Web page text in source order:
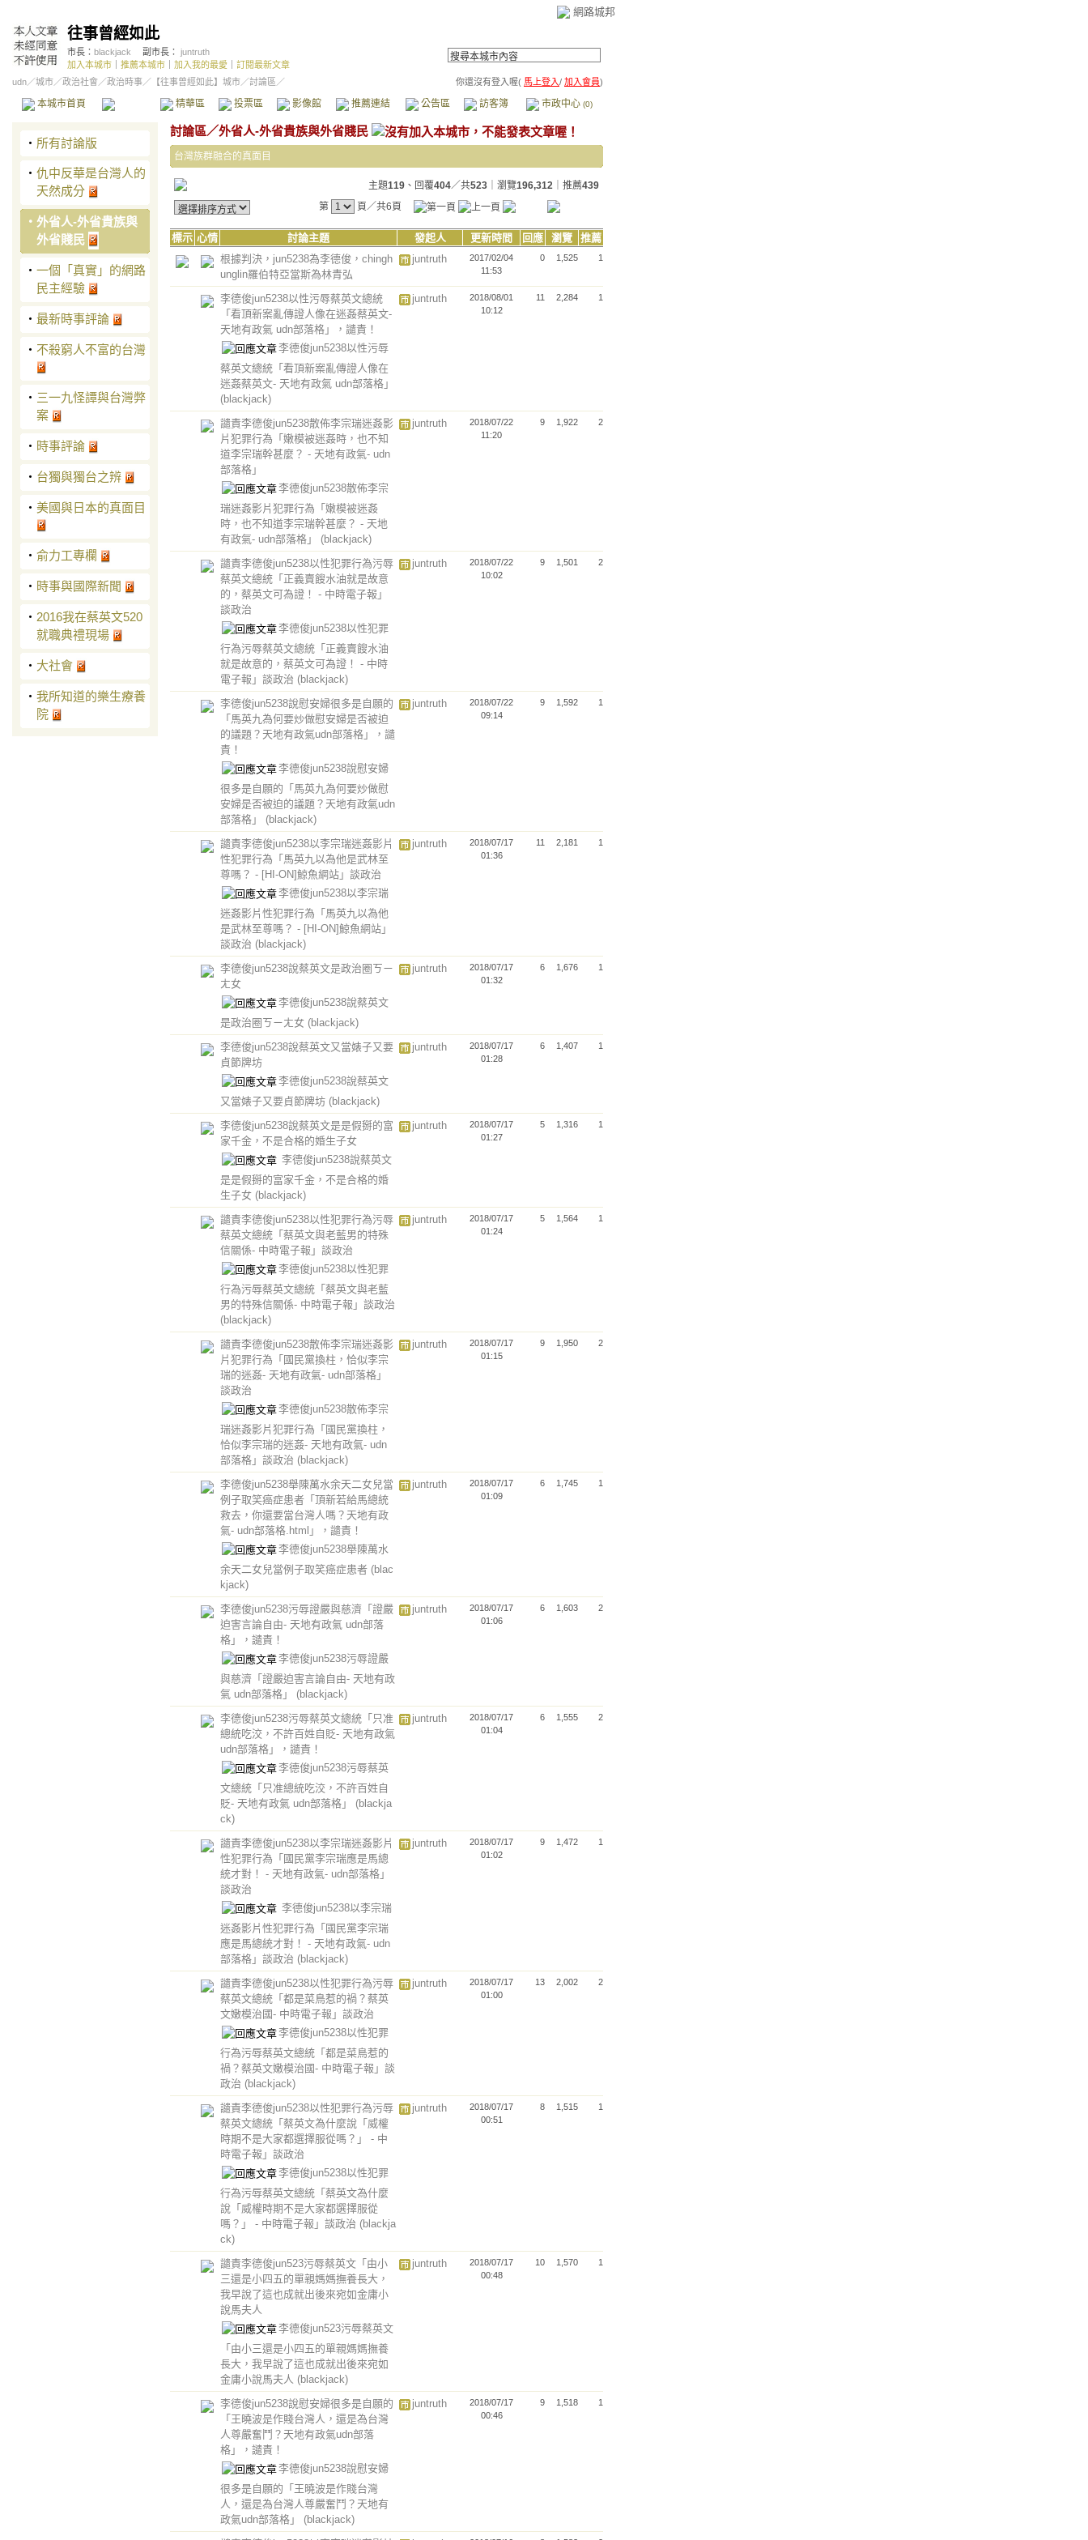
網路城邦
往事曾經如此
市長： blackjack 副市長： juntruth
加入本城市
推薦本城市 加入我的最愛
訂閱最新文章
udn／城市／政治社會 ／政治時事／ 【往事曾經如此】城市／討論區／ 你還沒有登入喔( 馬上登入/ 加入會員)
本城市首頁 精華區 投票區 影像館 推薦連結 公告區 訪客簿 市政中心 (0)
‧ 所有討論版
‧ 仇中反華是台灣人的
天然成分
‧ 外省人-外省貴族與
外省賤民
‧ 一個「真實」的網路
民主經驗
‧ 最新時事評論
‧ 不殺窮人不富的台灣
‧ 三一九怪譚與台灣弊
案
‧ 時事評論
‧ 台獨與獨台之辨
‧ 美國與日本的真面目
‧ 俞力工專欄
‧ 時事與國際新聞
‧ 2016​我在蔡英文520
就職典禮現場
‧ 大社會
‧ 我所知道的樂生療養
院
討論區／外省人-外省貴族與外省賤民
台灣族群融合的真面目
主題119 、回覆404／共523 ｜瀏覽196,312 ｜推薦439
第
頁／共6頁
標示 心情 討論主題 發起人 更新時間 回應 瀏覽
推薦
根據判決，jun5238為李德俊，chingh
unglin羅伯特亞當斯為林青弘
juntruth
2017/02/04
11:53
0 1,525 1
李德俊jun5238以性污辱蔡英文總統
「看頂新案亂傳證人像在迷姦蔡英文-
天地有政氣 udn部落格」，譴責！
李德俊jun5238以性污辱
蔡英文總統「看頂新案亂傳證人像在
迷姦蔡英文- 天地有政氣 udn部落格」
(blackjack)
juntruth
2018/08/01
10:12
11 2,284 1
譴責李德俊jun5238散佈李宗瑞迷姦影
片犯罪行為「嫩模被迷姦時，也不知
道李宗瑞幹甚麼？ - 天地有政氣- udn
部落格」
李德俊jun5238散佈李宗
瑞迷姦影片犯罪行為「嫩模被迷姦
時，也不知道李宗瑞幹甚麼？ - 天地
有政氣- udn部落格」 (blackjack)
juntruth
2018/07/22
11:20
9 1,922 2
譴責李德俊jun5238以性犯罪行為污辱
蔡英文總統「正義賣餿水油就是故意
的，蔡英文可為證！ - 中時電子報」
談政治
李德俊jun5238以性犯罪
行為污辱蔡英文總統「正義賣餿水油
就是故意的，蔡英文可為證！ - 中時
電子報」談政治 (blackjack)
juntruth
2018/07/22
10:02
9 1,501 2
李德俊jun5238說慰安婦很多是自願的
「馬英九為何要炒做慰安婦是否被迫
的議題？天地有政氣udn部落格」，譴
責！
李德俊jun5238說慰安婦
很多是自願的「馬英九為何要炒做慰
安婦是否被迫的議題？天地有政氣udn
部落格」 (blackjack)
juntruth
2018/07/22
09:14
9 1,592 1
譴責李德俊jun5238以李宗瑞迷姦影片
性犯罪行為「馬英九以為他是武林至
尊嗎？ - [HI-ON]鯨魚網站」談政治
李德俊jun5238以李宗瑞
迷姦影片性犯罪行為「馬英九以為他
是武林至尊嗎？ - [HI-ON]鯨魚網站」
談政治 (blackjack)
juntruth
2018/07/17
01:36
11 2,181 1
李德俊jun5238說蔡英文是政治圈ㄎㄧ
ㄤ女
李德俊jun5238說蔡英文
是政治圈ㄎㄧㄤ女 (blackjack)
juntruth
2018/07/17
01:32
6 1,676 1
李德俊jun5238說蔡英文又當婊子又要
貞節牌坊
李德俊jun5238說蔡英文
又當婊子又要貞節牌坊 (blackjack)
juntruth
2018/07/17
01:28
6 1,407 1
李德俊jun5238說蔡英文是是假掰的富
家千金，不是合格的婚生子女
李德俊jun5238說蔡英文
是是假掰的富家千金，不是合格的婚
生子女 (blackjack)
juntruth
2018/07/17
01:27
5 1,316 1
譴責李德俊jun5238以性犯罪行為污辱
蔡英文總統「蔡英文與老藍男的特殊
信關係- 中時電子報」談政治
李德俊jun5238以性犯罪
行為污辱蔡英文總統「蔡英文與老藍
男的特殊信關係- 中時電子報」談政治
(blackjack)
juntruth
2018/07/17
01:24
5 1,564 1
譴責李德俊jun5238散佈李宗瑞迷姦影
片犯罪行為「國民黨換柱，恰似李宗
瑞的迷姦- 天地有政氣- udn部落格」
談政治
李德俊jun5238散佈李宗
瑞迷姦影片犯罪行為「國民黨換柱，
恰似李宗瑞的迷姦- 天地有政氣- udn
部落格」談政治 (blackjack)
juntruth
2018/07/17
01:15
9 1,950 2
李德俊jun5238舉陳萬水余天二女兒當
例子取笑癌症患者「頂新若給馬總統
救去，你還要當台灣人嗎？天地有政
氣- udn部落格.html」，譴責！
李德俊jun5238舉陳萬水
余天二女兒當例子取笑癌症患者 (blac
kjack)
juntruth
2018/07/17
01:09
6 1,745 1
李德俊jun5238污辱證嚴與慈濟「證嚴
迫害言論自由- 天地有政氣 udn部落
格」，譴責！
李德俊jun5238污辱證嚴
與慈濟「證嚴迫害言論自由- 天地有政
氣 udn部落格」 (blackjack)
juntruth
2018/07/17
01:06
6 1,603 2
李德俊jun5238污辱蔡英文總統「只准
總統吃洨，不許百姓自貶- 天地有政氣
udn部落格」，譴責！
李德俊jun5238污辱蔡英
文總統「只准總統吃洨，不許百姓自
貶- 天地有政氣 udn部落格」 (blackja
ck)
juntruth
2018/07/17
01:04
6 1,555 2
譴責李德俊jun5238以李宗瑞迷姦影片
性犯罪行為「國民黨李宗瑞應是馬總
統才對！ - 天地有政氣- udn部落格」
談政治
李德俊jun5238以李宗瑞
迷姦影片性犯罪行為「國民黨李宗瑞
應是馬總統才對！ - 天地有政氣- udn
部落格」談政治 (blackjack)
juntruth
2018/07/17
01:02
9 1,472 1
譴責李德俊jun5238以性犯罪行為污辱
蔡英文總統「都是菜鳥惹的禍？蔡英
文嫩模治國- 中時電子報」談政治
李德俊jun5238以性犯罪
行為污辱蔡英文總統「都是菜鳥惹的
禍？蔡英文嫩模治國- 中時電子報」談
政治 (blackjack)
juntruth
2018/07/17
01:00
13 2,002 2
譴責李德俊jun5238以性犯罪行為污辱
蔡英文總統「蔡英文為什麼說「威權
時期不是大家都選擇服從嗎？」 - 中
時電子報」談政治
李德俊jun5238以性犯罪
行為污辱蔡英文總統「蔡英文為什麼
說「威權時期不是大家都選擇服從
嗎？」 - 中時電子報」談政治 (blackja
ck)
juntruth
2018/07/17
00:51
8 1,515 1
譴責李德俊jun523污辱蔡英文「由小
三還是小四五的單親媽媽撫養長大，
我早說了這也成就出後來宛如金庸小
說馬夫人
李德俊jun523污辱蔡英文
「由小三還是小四五的單親媽媽撫養
長大，我早說了這也成就出後來宛如
金庸小說馬夫人 (blackjack)
juntruth
2018/07/17
00:48
10 1,570 1
李德俊jun5238說慰安婦很多是自願的
「王曉波是作賤台灣人，還是為台灣
人尊嚴奮鬥？天地有政氣udn部落
格」，譴責！
李德俊jun5238說慰安婦
很多是自願的「王曉波是作賤台灣
人，還是為台灣人尊嚴奮鬥？天地有
政氣udn部落格」 (blackjack)
juntruth
2018/07/17
00:46
9 1,518 1